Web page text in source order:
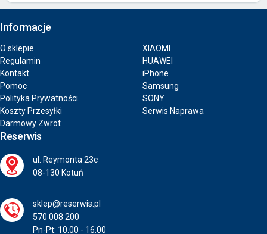
Informacje
O sklepie
Regulamin
Kontakt
Pomoc
Polityka Prywatności
Koszty Przesyłki
Darmowy Zwrot
XIAOMI
HUAWEI
iPhone
Samsung
SONY
Serwis Naprawa
Reserwis
ul. Reymonta 23c
08-130 Kotuń
sklep@reserwis.pl
570 008 200
Pn-Pt: 10.00 - 16.00